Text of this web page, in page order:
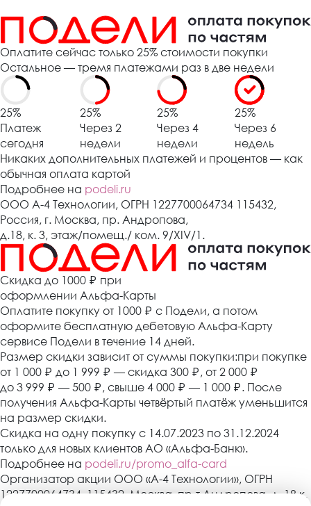
Оплатите сейчас только 25% стоимости покупки
Остальное — тремя платежами раз в две недели
25%
Платеж
сегодня
25%
Через 2
недели
25%
Через 4
недели
25%
Через 6
недель
Никаких дополнительных платежей и процентов — как
обычная оплата картой
Подробнее на podeli.ru
ООО А-4 Технологии, ОГРН 1227700064734 115432,
Россия, г. Москва, пр. Андропова,
д.18, к. 3, этаж/помещ./ ком. 9/XIV/1.
Cкидка до 1000 ₽ при
оформлении Альфа-Карты
Оплатите покупку от 1000 ₽ с Подели, а потом
оформите бесплатную дебетовую Альфа-Карту
сервисе Подели в течение 14 дней.
Размер скидки зависит от суммы покупки:при покупке
от 1 000 ₽ до 1 999 ₽ — скидка 300 ₽ , от 2 000 ₽
до 3 999 ₽ — 500 ₽ , свыше 4 000 ₽ — 1 000 ₽. После
получения Альфа-Карты четвёртый платёж уменьшится
на размер скидки.
Скидка на одну покупку с 14.07.2023 по 31.12.2024
только для новых клиентов АО «Альфа-Банк».
Подробнее на podeli.ru/promo_alfa-card
Организатор акции ООО «А-4 Технологии», ОГРН
1227700064734, 115432, Москва, пр-т Андропова, д. 18 к.